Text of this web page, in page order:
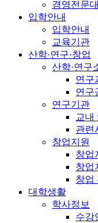
경영전문
입학안내
입학안내
교육기관
산학·연구·창업
산학·연구
연구
연구
연구기관
교내
관련
창업지원
창업
창업
창업
대학생활
학사정보
수강